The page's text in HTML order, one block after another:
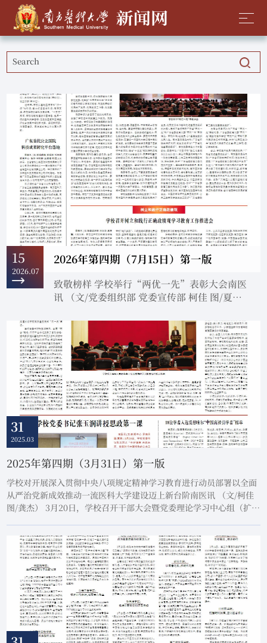
15
2026.07
2026年第四期（7月15日）第一版
致敬榜样 学校举行“两优一先”表彰大会南医
讯 （文/党委组织部 党委宣传部 柯佳 图/夏
会，表彰近年来涌现出的优秀个人和先进集
体，激励各级党组织和广大党员牢记嘱托、扛
起使命、担当作为，推动学校事业发展再立新
功、再创辉煌。学校党委委员，二级党组织书
记，“光荣在党50年”纪念章获得者代表，广
东省“两优一先”表彰对象、广东省委教育工
委“两优一先”表彰对象、学校“两优一先....
31
2025.03
2025年第四期（3月31日）第一版
学校对开展深入贯彻中央八项规定精神学习教育进行动员部署以全面
从严治党新成效推动一流医科大学建设迈上新台阶南医讯 （文/柯佳
图/龚杰） 3月20日，学校召开干部大会暨党委理论学习中心组（扩
精神暨全国两会精神，部署学校深入贯彻中央八项规定精神学习教育
及2025年全面从严治党工作，以高质量党...